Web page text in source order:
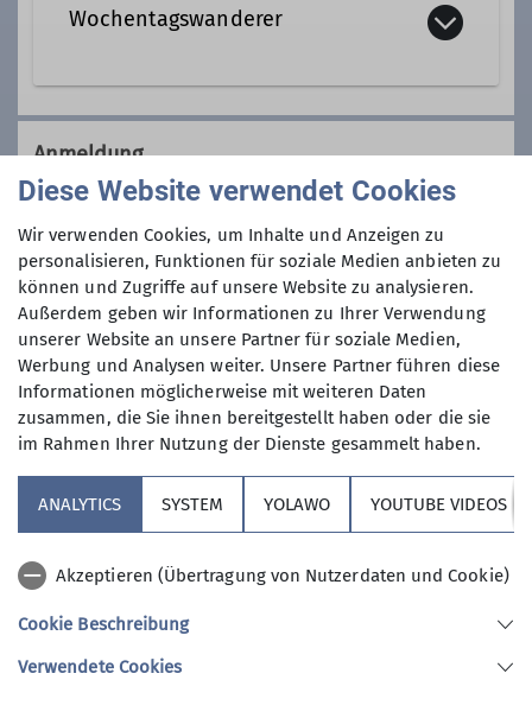
Wochentagswanderer
Wir sind eine Gemeinschaft von
Wanderfreunden innerhalb der
Sektion, die
hauptsächlich jeden
Dienstag und Mittwoch, aber auch an
anderen Wochentagen in freier Natur
unterwegs sind.
Wer kann sich das wochentags
leisten?
Nun, alle die aus dem Berufsleben
ausgeschieden sind oder sonst über
ihre Zeit frei verfügen können und
körperlich in guter Verfassung sind.
Neben anspruchvollen Bergtouren
(bis ca. 1400 Höhenmeter) stehen
auch leichtere Berg- und
Flachwanderungen (ca. 15 bis 20 km)
auf unserem Programm. Dazu kommen
Kulturfahrten und -veranstaltungen
Wanderwoche in den Bergen sowie im
Anmeldung
Anmeldung bis
12.05.2025
Maximale Teilnehmeranzahl
9
Diese Website verwendet Cookies
Wir verwenden Cookies, um Inhalte und Anzeigen zu
personalisieren, Funktionen für soziale Medien anbieten zu
können und Zugriffe auf unsere Website zu analysieren.
Außerdem geben wir Informationen zu Ihrer Verwendung
unserer Website an unsere Partner für soziale Medien,
Werbung und Analysen weiter. Unsere Partner führen diese
Informationen möglicherweise mit weiteren Daten
zusammen, die Sie ihnen bereitgestellt haben oder die sie
im Rahmen Ihrer Nutzung der Dienste gesammelt haben.
ANALYTICS SYSTEM YOLAWO YOUTUBE VIDEOS
Akzeptieren (Übertragung von Nutzerdaten und Cookie)
Cookie Beschreibung
Verwendete Cookies